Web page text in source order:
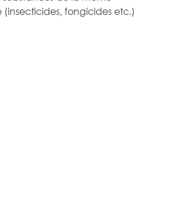
fongicides etc.)